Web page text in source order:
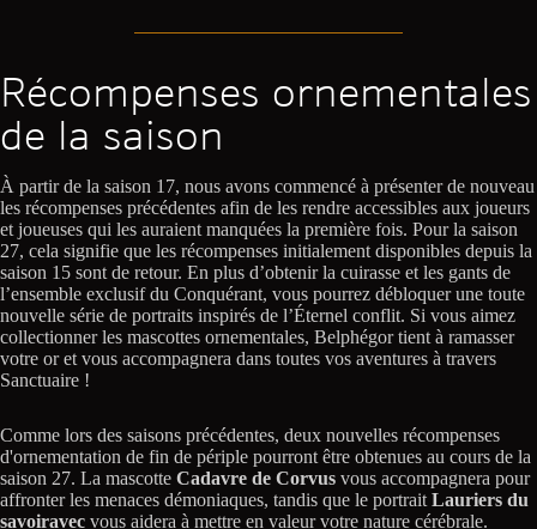
Récompenses ornementales
de la saison
À partir de la saison 17, nous avons commencé à présenter de nouveau
les récompenses précédentes afin de les rendre accessibles aux joueurs
et joueuses qui les auraient manquées la première fois. Pour la saison
27, cela signifie que les récompenses initialement disponibles depuis la
saison 15 sont de retour. En plus d’obtenir la cuirasse et les gants de
l’ensemble exclusif du Conquérant, vous pourrez débloquer une toute
nouvelle série de portraits inspirés de l’Éternel conflit. Si vous aimez
collectionner les mascottes ornementales, Belphégor tient à ramasser
votre or et vous accompagnera dans toutes vos aventures à travers
Sanctuaire !
Comme lors des saisons précédentes, deux nouvelles récompenses
d'ornementation de fin de périple pourront être obtenues au cours de la
saison 27. La mascotte Cadavre de Corvus vous accompagnera pour
affronter les menaces démoniaques, tandis que le portrait Lauriers du
savoiravec vous aidera à mettre en valeur votre nature cérébrale.